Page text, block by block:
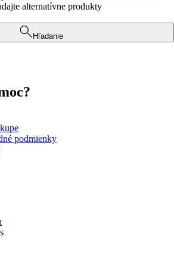
alternatívne produkty
Hľadanie
podmienky